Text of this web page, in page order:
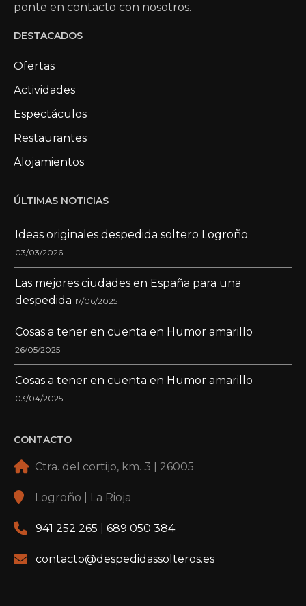
ponte en contacto con nosotros.
DESTACADOS
Ofertas
Actividades
Espectáculos
Restaurantes
Alojamientos
ÚLTIMAS NOTICIAS
Ideas originales despedida soltero Logroño
03/03/2026
Las mejores ciudades en España para una
despedida 17/06/2025
Cosas a tener en cuenta en Humor amarillo
26/05/2025
Cosas a tener en cuenta en Humor amarillo
03/04/2025
CONTACTO
Ctra. del cortijo, km. 3 | 26005
Logroño | La Rioja
941 252 265 689 050 384
contacto@despedidassolteros.es